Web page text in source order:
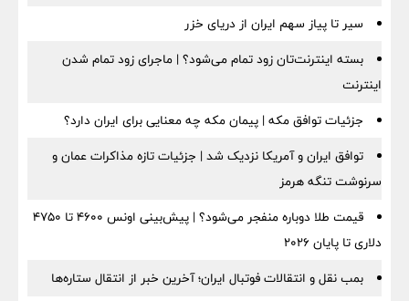
سیر تا پیاز سهم ایران از دریای خزر
بسته اینترنت‌تان زود تمام می‌شود؟ | ماجرای زود تمام شدن
اینترنت
جزئیات توافق مکه | پیمان مکه چه معنایی برای ایران دارد؟
توافق ایران و آمریکا نزدیک شد | جزئیات تازه مذاکرات عمان و
سرنوشت تنگه هرمز
قیمت طلا دوباره منفجر می‌شود؟ | پیش‌بینی اونس ۴۶۰۰ تا ۴۷۵۰
دلاری تا پایان ۲۰۲۶
بمب نقل‌ و انتقالات فوتبال ایران؛ آخرین خبر از انتقال ستاره‌ها